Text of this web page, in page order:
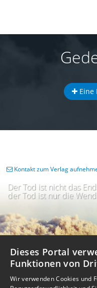
Eine
Der Tod ist nicht das
der Tod ist nur die
Kontakt zum Verlag
Dieses Portal
Funktionen von
Wir verwenden Cookies und